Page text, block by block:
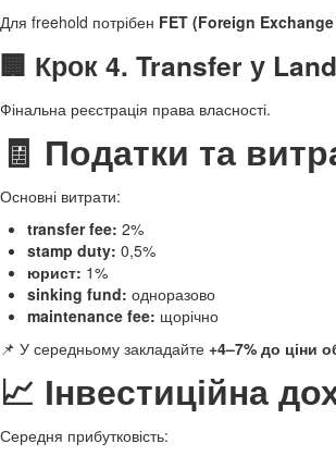
Для freehold потрібен FET (Foreign
🏢 Крок 4. Transfer у
Фінальна реєстрація права власності.
🧾 Податки та
Основні витрати:
transfer fee: 2%
stamp duty: 0,5%
юрист: 1%
sinking fund: одноразово
maintenance fee: щорічно
📌 У середньому закладайте +4–7% до ціни
📈 Інвестиційна
Середня прибутковість: